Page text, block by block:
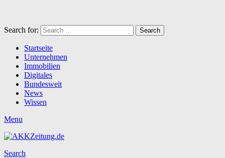
Search for: Search
Startseite
Unternehmen
Immobilien
Digitales
Bundesweit
News
Wissen
Menu
Search